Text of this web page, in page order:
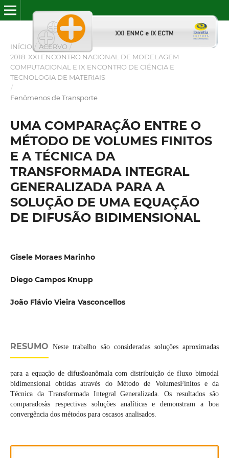
INÍCIO / ACERVO /
2018: XXI ENCONTRO NACIONAL DE MODELAGEM
COMPUTACIONAL E IX ENCONTRO DE CIÊNCIA E
TECNOLOGIA DE MATERIAIS
/
Fenômenos de Transporte
UMA COMPARAÇÃO ENTRE O
MÉTODO DE VOLUMES FINITOS
E A TÉCNICA DA
TRANSFORMADA INTEGRAL
GENERALIZADA PARA A
SOLUÇÃO DE UMA EQUAÇÃO
DE DIFUSÃO BIDIMENSIONAL
Gisele Moraes Marinho
Diego Campos Knupp
João Flávio Vieira Vasconcellos
RESUMO Neste trabalho são consideradas soluções aproximadas
para a equação de difusãoanômala com distribuição de fluxo bimodal
bidimensional obtidas através do Método de VolumesFinitos e da
Técnica da Transformada Integral Generalizada. Os resultados são
comparadosàs respectivas soluções analíticas e demonstram a boa
convergência dos métodos para oscasos analisados.